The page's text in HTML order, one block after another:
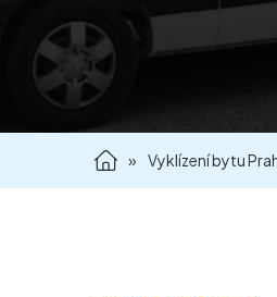
» Vyklízení bytu